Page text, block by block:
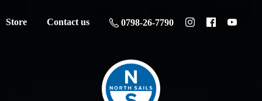
Store Contact us 0798-26-7790